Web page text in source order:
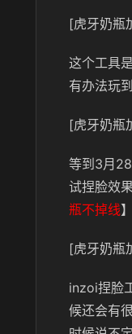
[虎牙奶瓶
这个工具
有办法玩
[虎牙奶瓶
等到3月
试捏脸效
瓶不掉线
[虎牙奶瓶
inzoi捏脸
候还会有